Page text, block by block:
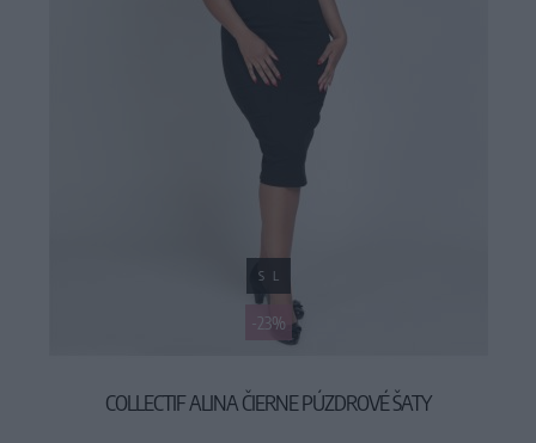
-23%
S L
COLLECTIF ALINA ČIERNE PÚZDROVÉ ŠATY